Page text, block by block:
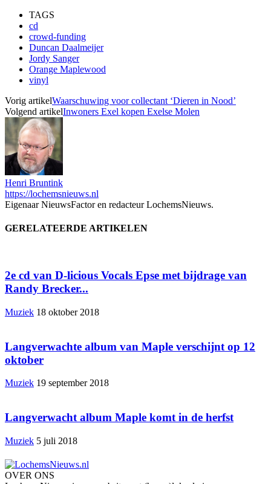
TAGS
cd
crowd-funding
Duncan Daalmeijer
Jordy Sanger
Orange Maplewood
vinyl
Vorig artikelWaarschuwing voor collectant ‘Dieren in Nood’
Volgend artikelInwoners Exel kopen Exelse Molen
Henri Bruntink
https://lochemsnieuws.nl
Eigenaar NieuwsFactor en redacteur LochemsNieuws.
GERELATEERDE ARTIKELEN
2e cd van D-licious Vocals Epse met bijdrage van
Randy Brecker...
Muziek 18 oktober 2018
Langverwachte album van Maple verschijnt op 12
oktober
Muziek 19 september 2018
Langverwacht album Maple komt in de herfst
Muziek 5 juli 2018
OVER ONS